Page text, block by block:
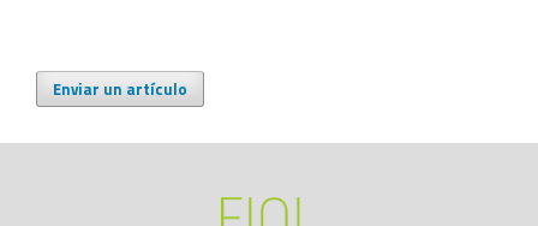
Enviar un artículo